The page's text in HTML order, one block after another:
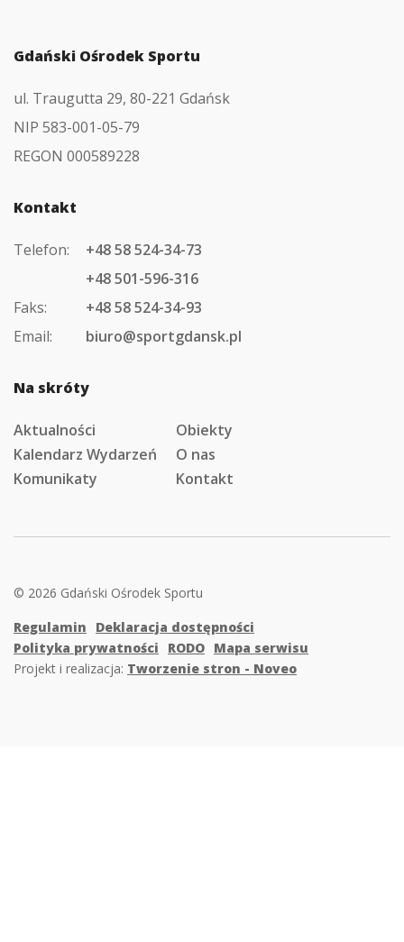
Gdański Ośrodek Sportu
ul. Traugutta 29, 80-221 Gdańsk
NIP 583-001-05-79
REGON 000589228
Kontakt
Telefon:
+48 58 524-34-73
+48 501-596-316
Faks:
+48 58 524-34-93
Email:
biuro@sportgdansk.pl
Na skróty
Aktualności
Obiekty
Kalendarz Wydarzeń
O nas
Komunikaty
Kontakt
© 2026 Gdański Ośrodek Sportu
Regulamin
Deklaracja dostępności
Polityka prywatności
RODO Mapa serwisu
Projekt i realizacja: Tworzenie stron - Noveo